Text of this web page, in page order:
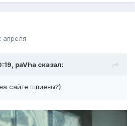
апреля
paVha сказал:
сайте шпиены?)